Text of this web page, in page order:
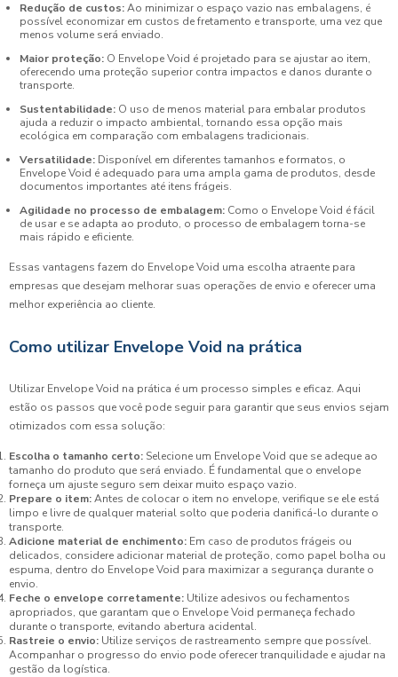
Redução de custos:Ao minimizar o espaço vazio nas embalagens, é
possível economizar em custos de fretamento e transporte, uma vez que
menos volume será enviado.
Maior proteção: O Envelope Void é projetado para se ajustar ao item,
oferecendo uma proteção superior contra impactos e danos durante o
transporte.
Sustentabilidade: O uso de menos material para embalar produtos
ajuda a reduzir o impacto ambiental, tornando essa opção mais
ecológica em comparação com embalagens tradicionais.
Versatilidade: Disponível em diferentes tamanhos e formatos, o
Envelope Void é adequado para uma ampla gama de produtos, desde
documentos importantes até itens frágeis.
Agilidade no processo de embalagem: Como o Envelope Void é fácil
de usar e se adapta ao produto, o processo de embalagem torna-se
mais rápido e eficiente.
Essas vantagens fazem do Envelope Void uma escolha atraente para
empresas que desejam melhorar suas operações de envio e oferecer uma
melhor experiência ao cliente.
Como utilizar Envelope Void na prática
Utilizar Envelope Void na prática é um processo simples e eficaz. Aqui
estão os passos que você pode seguir para garantir que seus envios sejam
otimizados com essa solução:
Escolha o tamanho certo: Selecione um Envelope Void que se adeque ao
tamanho do produto que será enviado. É fundamental que o envelope
forneça um ajuste seguro sem deixar muito espaço vazio.
Prepare o item:Antes de colocar o item no envelope, verifique se ele está
limpo e livre de qualquer material solto que poderia danificá-lo durante o
transporte.
Adicione material de enchimento: Em caso de produtos frágeis ou
delicados, considere adicionar material de proteção, como papel bolha ou
espuma, dentro do Envelope Void para maximizar a segurança durante o
envio.
Feche o envelope corretamente: Utilize adesivos ou fechamentos
apropriados, que garantam que o Envelope Void permaneça fechado
durante o transporte, evitando abertura acidental.
Rastreie o envio: Utilize serviços de rastreamento sempre que possível.
Acompanhar o progresso do envio pode oferecer tranquilidade e ajudar na
gestão da logística.